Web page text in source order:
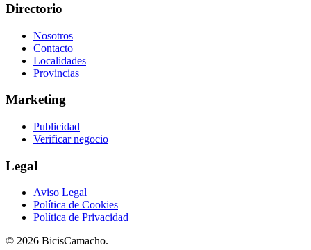
Directorio
Nosotros
Contacto
Localidades
Provincias
Marketing
Publicidad
Verificar negocio
Legal
Aviso Legal
Política de Cookies
Política de Privacidad
© 2026 BicisCamacho.